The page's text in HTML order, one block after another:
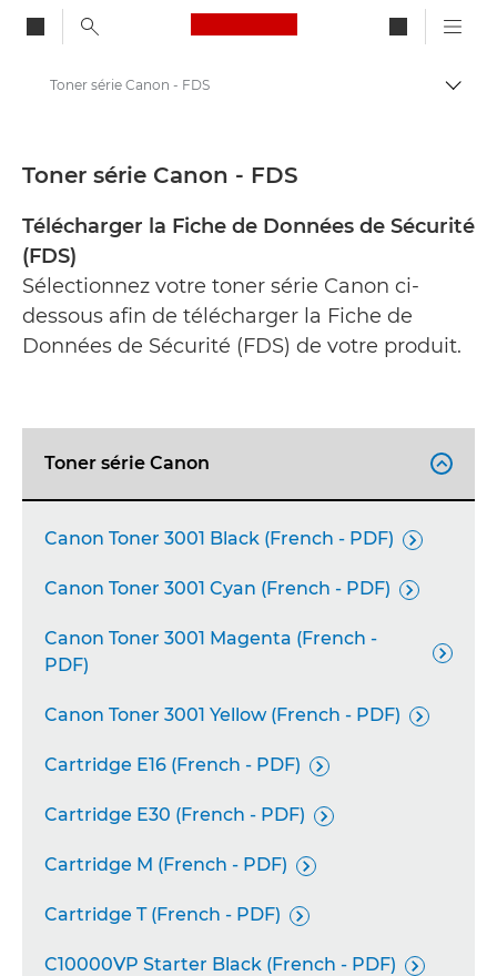
Canon Logo, back to
Fiches de données de sécurité
Toner série Canon - FDS
Toner série Canon - FDS
Télécharger la Fiche de Données de Sécurité
(FDS)
Sélectionnez votre toner série Canon ci-
dessous afin de télécharger la Fiche de
Données de Sécurité (FDS) de votre produit.
Toner série Canon 
Canon Toner 3001 Black (French - PDF) 
Canon Toner 3001 Cyan (French - PDF) 
Canon Toner 3001 Magenta (French -
PDF)

Canon Toner 3001 Yellow (French - PDF) 
Cartridge E16 (French - PDF) 
Cartridge E30 (French - PDF) 
Cartridge M (French - PDF) 
Cartridge T (French - PDF) 
C10000VP Starter Black (French - PDF) 